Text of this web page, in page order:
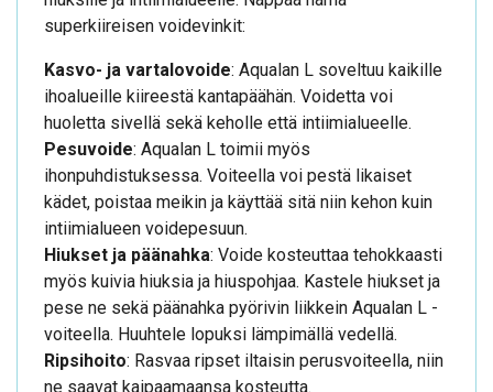
superkiireisen voidevinkit:
Kasvo- ja vartalovoide: Aqualan L soveltuu kaikille
ihoalueille kiireestä kantapäähän. Voidetta voi
huoletta sivellä sekä keholle että intiimialueelle.
Pesuvoide: Aqualan L toimii myös
ihonpuhdistuksessa. Voiteella voi pestä likaiset
kädet, poistaa meikin ja käyttää sitä niin kehon kuin
intiimialueen voidepesuun.
Hiukset ja päänahka: Voide kosteuttaa tehokkaasti
myös kuivia hiuksia ja hiuspohjaa. Kastele hiukset ja
pese ne sekä päänahka pyörivin liikkein Aqualan L -
voiteella. Huuhtele lopuksi lämpimällä vedellä.
Ripsihoito: Rasvaa ripset iltaisin perusvoiteella, niin
ne saavat kaipaamaansa kosteutta.